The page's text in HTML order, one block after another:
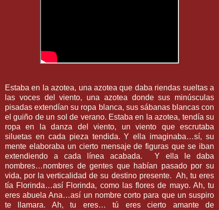
Estaba en la azotea, una azotea que daba riendas sueltas a
las voces del viento, una azotea donde sus minúsculas
pisadas extendían su ropa blanca, sus sábanas blancas con
el guiño de un sol de verano. Estaba en la azotea, tendía su
ropa en la danza del viento, un viento que escrutaba
siluetas en cada pieza tendida. Y ella imaginaba…sí, su
mente elaboraba un cierto mensaje de figuras que se iban
extendiendo a cada línea acabada.
Y ella le daba
nombres…nombres de gentes que habían pasado por su
vida, por la verticalidad de su destino presente. Ah, tu eres
tía Florinda…así Florinda, como las flores de mayo. Ah, tu
eres abuela Ana…así un nombre corto para que un suspiro
te llamara. Ah, tu eres… tú eres cierto amante de